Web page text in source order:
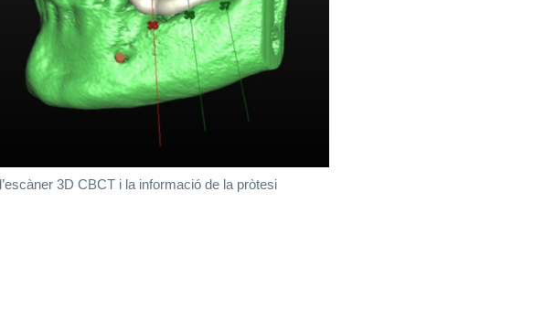
3D CBCT i la informació de la pròtesi